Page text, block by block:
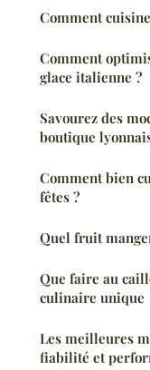
Comment
Comment
glace italienne ?
Savourez des
boutique
Comment bien
fêtes ?
Quel fruit
Que faire au
culinaire unique
Les meilleures
fiabilité et